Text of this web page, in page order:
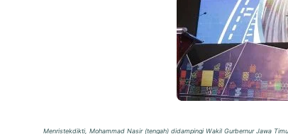
Menristekdikti, Mohammad Nasir (tengah) didampingi Wakil Gurbernur Jawa